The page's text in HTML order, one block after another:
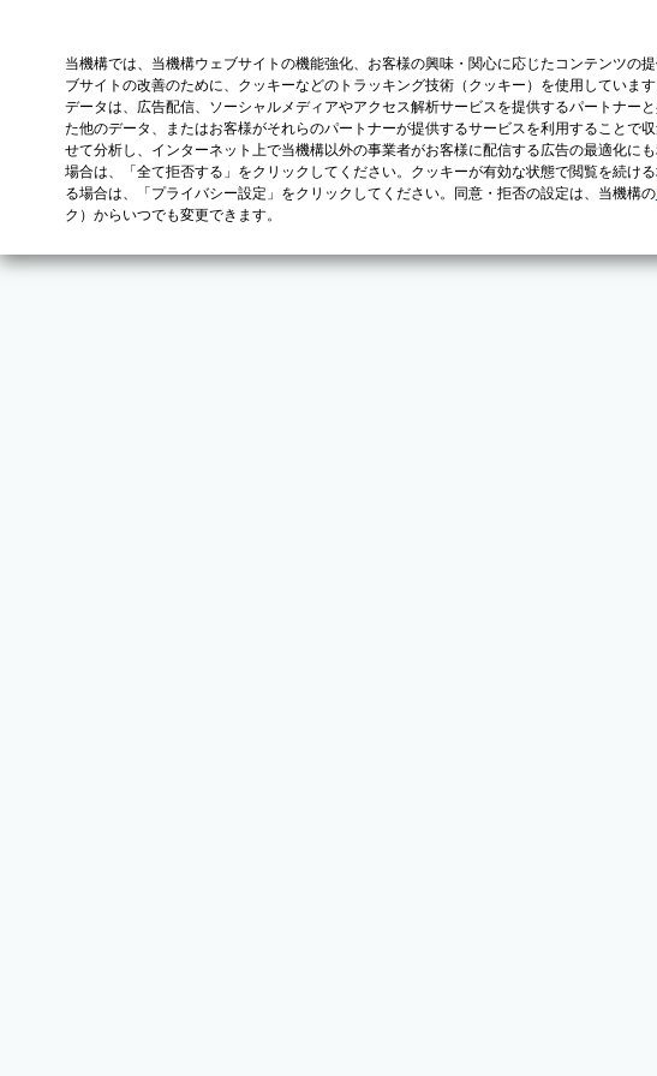
当機構では、当機構ウェブサイトの機能強化、お客様の興味・関心に応じたコンテンツの
ブサイトの改善のために、クッキーなどのトラッキング技術（クッキー）を使用していま
データは、広告配信、ソーシャルメディアやアクセス解析サービスを提供するパートナー
た他のデータ、またはお客様がそれらのパートナーが提供するサービスを利用することで
せて分析し、インターネット上で当機構以外の事業者がお客様に配信する広告の最適化に
場合は、「全て拒否する」をクリックしてください。クッキーが有効な状態で閲覧を続け
る場合は、「プライバシー設定」をクリックしてください。同意・拒否の設定は、当機構の
ク）からいつでも変更できます。